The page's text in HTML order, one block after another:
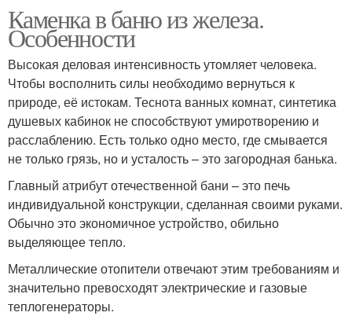
Каменка в баню из железа.
Особенности
Высокая деловая интенсивность утомляет человека.
Чтобы восполнить силы необходимо вернуться к
природе, её истокам. Теснота ванных комнат, синтетика
душевых кабинок не способствуют умиротворению и
расслаблению. Есть только одно место, где смывается
не только грязь, но и усталость – это загородная банька.
Главный атрибут отечественной бани – это печь
индивидуальной конструкции, сделанная своими руками.
Обычно это экономичное устройство, обильно
выделяющее тепло.
Металлические отопители отвечают этим требованиям и
значительно превосходят электрические и газовые
теплогенераторы.